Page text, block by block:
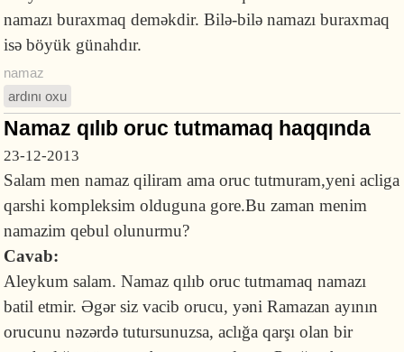
namazı buraxmaq deməkdir. Bilə-bilə namazı buraxmaq
isə böyük günahdır.
namaz
ardını oxu
Namaz qılıb oruc tutmamaq haqqında
23-12-2013
Salam men namaz qiliram ama oruc tutmuram,yeni acliga
qarshi kompleksim olduguna gore.Bu zaman menim
namazim qebul olunurmu?
Cavab:
Aleykum salam. Namaz qılıb oruc tutmamaq namazı
batil etmir. Əgər siz vacib orucu, yəni Ramazan ayının
orucunu nəzərdə tutursunuzsa, aclığa qarşı olan bir